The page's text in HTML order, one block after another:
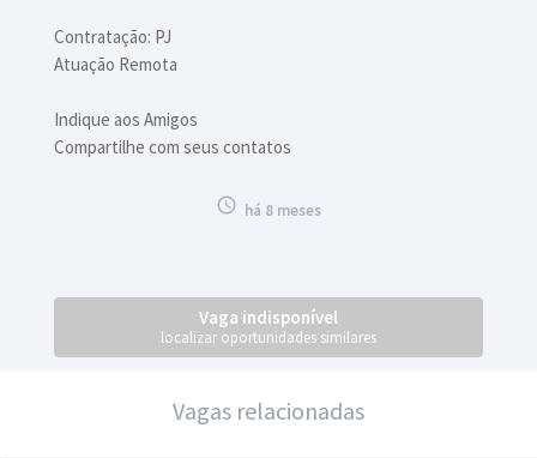
Contratação: PJ
Atuação Remota
Indique aos Amigos
Compartilhe com seus contatos
 há 8 meses
Vaga indisponível
localizar oportunidades similares
Vagas relacionadas